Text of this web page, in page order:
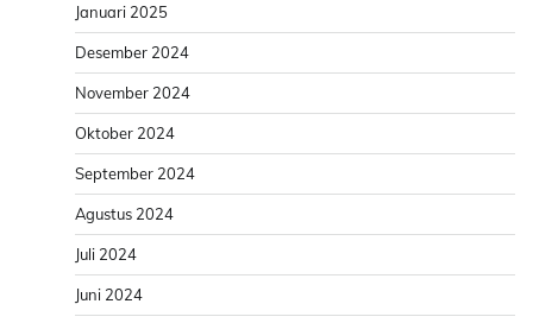
Januari 2025
Desember 2024
November 2024
Oktober 2024
September 2024
Agustus 2024
Juli 2024
Juni 2024